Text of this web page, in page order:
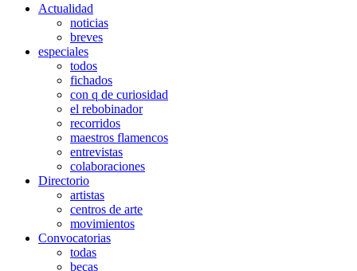
Actualidad
noticias
breves
especiales
todos
fichados
con q de curiosidad
el rebobinador
recorridos
maestros flamencos
entrevistas
colaboraciones
Directorio
artistas
centros de arte
movimientos
Convocatorias
todas
becas